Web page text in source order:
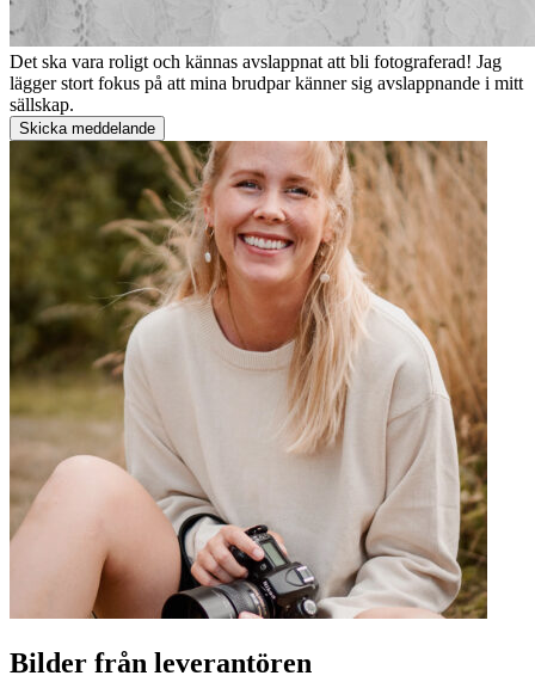
Det ska vara roligt och kännas avslappnat att bli fotograferad! Jag
lägger stort fokus på att mina brudpar känner sig avslappnande i mitt
sällskap.
Skicka meddelande
Bilder från leverantören